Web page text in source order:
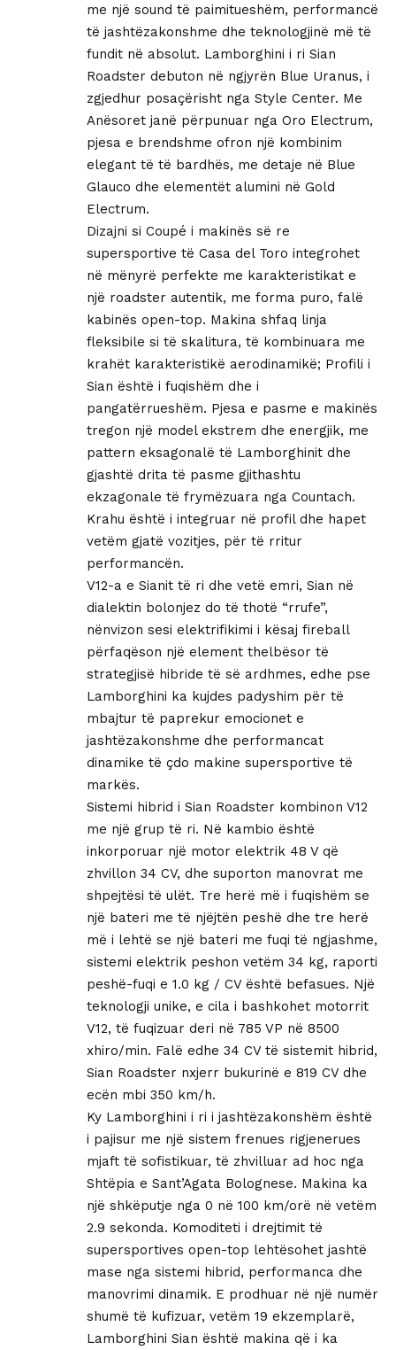
me një sound të paimitueshëm, performancë
të jashtëzakonshme dhe teknologjinë më të
fundit në absolut. Lamborghini i ri Sian
Roadster debuton në ngjyrën Blue Uranus, i
zgjedhur posaçërisht nga Style Center. Me
Anësoret janë përpunuar nga Oro Electrum,
pjesa e brendshme ofron një kombinim
elegant të të bardhës, me detaje në Blue
Glauco dhe elementët alumini në Gold
Electrum.
Dizajni si Coupé i makinës së re
supersportive të Casa del Toro integrohet
në mënyrë perfekte me karakteristikat e
një roadster autentik, me forma puro, falë
kabinës open-top. Makina shfaq linja
fleksibile si të skalitura, të kombinuara me
krahët karakteristikë aerodinamikë; Profili i
Sian është i fuqishëm dhe i
pangatërrueshëm. Pjesa e pasme e makinës
tregon një model ekstrem dhe energjik, me
pattern eksagonalë të Lamborghinit dhe
gjashtë drita të pasme gjithashtu
ekzagonale të frymëzuara nga Countach.
Krahu është i integruar në profil dhe hapet
vetëm gjatë vozitjes, për të rritur
performancën.
V12-a e Sianit të ri dhe vetë emri, Sian në
dialektin bolonjez do të thotë “rrufe”,
nënvizon sesi elektrifikimi i kësaj fireball
përfaqëson një element thelbësor të
strategjisë hibride të së ardhmes, edhe pse
Lamborghini ka kujdes padyshim për të
mbajtur të paprekur emocionet e
jashtëzakonshme dhe performancat
dinamike të çdo makine supersportive të
markës.
Sistemi hibrid i Sian Roadster kombinon V12
me një grup të ri. Në kambio është
inkorporuar një motor elektrik 48 V që
zhvillon 34 CV, dhe suporton manovrat me
shpejtësi të ulët. Tre herë më i fuqishëm se
një bateri me të njëjtën peshë dhe tre herë
më i lehtë se një bateri me fuqi të ngjashme,
sistemi elektrik peshon vetëm 34 kg, raporti
peshë-fuqi e 1.0 kg / CV është befasues. Një
teknologji unike, e cila i bashkohet motorrit
V12, të fuqizuar deri në 785 VP në 8500
xhiro/min. Falë edhe 34 CV të sistemit hibrid,
Sian Roadster nxjerr bukurinë e 819 CV dhe
ecën mbi 350 km/h.
Ky Lamborghini i ri i jashtëzakonshëm është
i pajisur me një sistem frenues rigjenerues
mjaft të sofistikuar, të zhvilluar ad hoc nga
Shtëpia e Sant’Agata Bolognese. Makina ka
një shkëputje nga 0 në 100 km/orë në vetëm
2.9 sekonda. Komoditeti i drejtimit të
supersportives open-top lehtësohet jashtë
mase nga sistemi hibrid, performanca dhe
manovrimi dinamik. E prodhuar në një numër
shumë të kufizuar, vetëm 19 ekzemplarë,
Lamborghini Sian është makina që i ka